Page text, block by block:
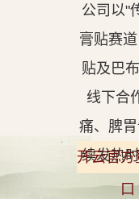
公司以"
膏贴赛
贴及巴
线下合
痛、脾
续发热
开云官
口